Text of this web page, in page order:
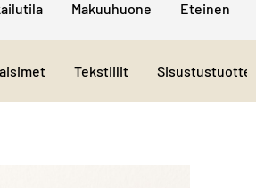
Makuuhuone Eteinen
Tekstiilit